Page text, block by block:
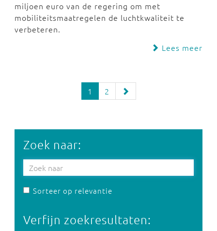
miljoen euro van de regering om met
mobiliteitsmaatregelen de luchtkwaliteit te
verbeteren.
Lees meer
1 2
Zoek naar:
Sorteer op relevantie
Verfijn zoekresultaten: